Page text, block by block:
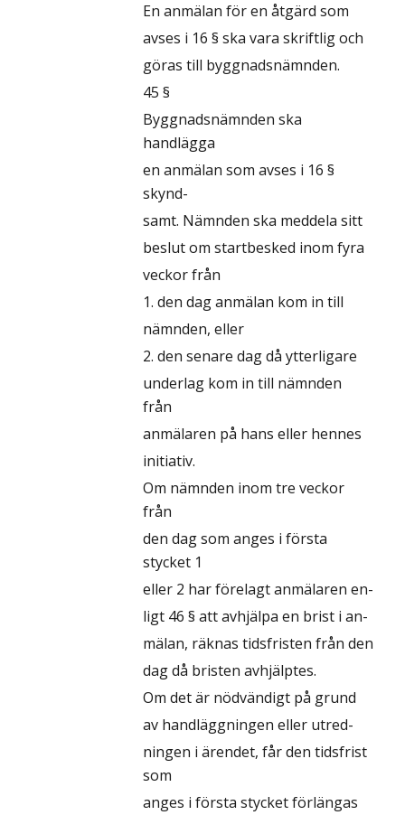
En anmälan för en åtgärd som
avses i 16 § ska vara skriftlig och
göras till byggnadsnämnden.
45 §
Byggnadsnämnden ska
handlägga
en anmälan som avses i 16 §
skynd-
samt. Nämnden ska meddela sitt
beslut om startbesked inom fyra
veckor från
1. den dag anmälan kom in till
nämnden, eller
2. den senare dag då ytterligare
underlag kom in till nämnden
från
anmälaren på hans eller hennes
initiativ.
Om nämnden inom tre veckor
från
den dag som anges i första
stycket 1
eller 2 har förelagt anmälaren en-
ligt 46 § att avhjälpa en brist i an-
mälan, räknas tidsfristen från den
dag då bristen avhjälptes.
Om det är nödvändigt på grund
av handläggningen eller utred-
ningen i ärendet, får den tidsfrist
som
anges i första stycket förlängas